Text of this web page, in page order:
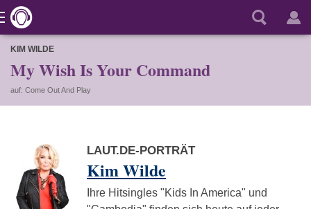
KIM WILDE
My Wish Is Your Command
auf: Come Out And Play
LAUT.DE-PORTRÄT
Kim Wilde
Ihre Hitsingles "Kids In America" und